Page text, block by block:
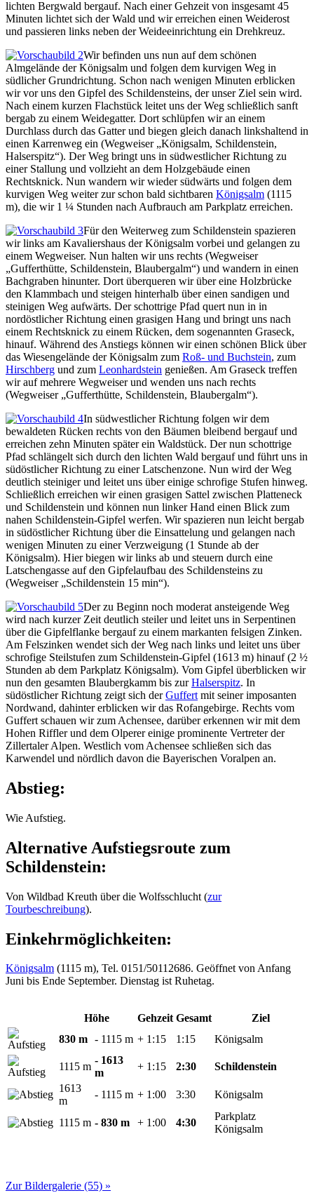
lichten Bergwald bergauf. Nach einer Gehzeit von insgesamt 45
Minuten lichtet sich der Wald und wir erreichen einen Weiderost
und passieren links neben der Weideeinrichtung ein Drehkreuz.
Wir befinden uns nun auf dem schönen
Almgelände der Königsalm und folgen dem kurvigen Weg in
südlicher Grundrichtung. Schon nach wenigen Minuten erblicken
wir vor uns den Gipfel des Schildensteins, der unser Ziel sein wird.
Nach einem kurzen Flachstück leitet uns der Weg schließlich sanft
bergab zu einem Weidegatter. Dort schlüpfen wir an einem
Durchlass durch das Gatter und biegen gleich danach linkshaltend in
einen Karrenweg ein (Wegweiser „Königsalm, Schildenstein,
Halserspitz“). Der Weg bringt uns in südwestlicher Richtung zu
einer Stallung und vollzieht an dem Holzgebäude einen
Rechtsknick. Nun wandern wir wieder südwärts und folgen dem
kurvigen Weg weiter zur schon bald sichtbaren Königsalm (1115
m), die wir 1 ¼ Stunden nach Aufbrauch am Parkplatz erreichen.
Für den Weiterweg zum Schildenstein spazieren
wir links am Kavaliershaus der Königsalm vorbei und gelangen zu
einem Wegweiser. Nun halten wir uns rechts (Wegweiser
„Gufferthütte, Schildenstein, Blaubergalm“) und wandern in einen
Bachgraben hinunter. Dort überqueren wir über eine Holzbrücke
den Klammbach und steigen hinterhalb über einen sandigen und
steinigen Weg aufwärts. Der schottrige Pfad quert nun in in
nordöstlicher Richtung einen grasigen Hang und bringt uns nach
einem Rechtsknick zu einem Rücken, dem sogenannten Graseck,
hinauf. Während des Anstiegs können wir einen schönen Blick über
das Wiesengelände der Königsalm zum Roß- und Buchstein, zum
Hirschberg und zum Leonhardstein genießen. Am Graseck treffen
wir auf mehrere Wegweiser und wenden uns nach rechts
(Wegweiser „Gufferthütte, Schildenstein, Blaubergalm“).
In südwestlicher Richtung folgen wir dem
bewaldeten Rücken rechts von den Bäumen bleibend bergauf und
erreichen zehn Minuten später ein Waldstück. Der nun schottrige
Pfad schlängelt sich durch den lichten Wald bergauf und führt uns in
südöstlicher Richtung zu einer Latschenzone. Nun wird der Weg
deutlich steiniger und leitet uns über einige schrofige Stufen hinweg.
Schließlich erreichen wir einen grasigen Sattel zwischen Platteneck
und Schildenstein und können nun linker Hand einen Blick zum
nahen Schildenstein-Gipfel werfen. Wir spazieren nun leicht bergab
in südöstlicher Richtung über die Einsattelung und gelangen nach
wenigen Minuten zu einer Verzweigung (1 Stunde ab der
Königsalm). Hier biegen wir links ab und steuern durch eine
Latschengasse auf den Gipfelaufbau des Schildensteins zu
(Wegweiser „Schildenstein 15 min“).
Der zu Beginn noch moderat ansteigende Weg
wird nach kurzer Zeit deutlich steiler und leitet uns in Serpentinen
über die Gipfelflanke bergauf zu einem markanten felsigen Zinken.
Am Felszinken wendet sich der Weg nach links und leitet uns über
schrofige Steilstufen zum Schildenstein-Gipfel (1613 m) hinauf (2 ½
Stunden ab dem Parkplatz Königsalm). Vom Gipfel überblicken wir
nun den gesamten Blaubergkamm bis zurHalserspitz. In
südöstlicher Richtung zeigt sich derGuffert mit seiner imposanten
Nordwand, dahinter erblicken wir das Rofangebirge. Rechts vom
Guffert schauen wir zum Achensee, darüber erkennen wir mit dem
Hohen Riffler und dem Olperer einige prominente Vertreter der
Zillertaler Alpen. Westlich vom Achensee schließen sich das
Karwendel und nördlich davon die Bayerischen Voralpen an.
Abstieg:
Wie Aufstieg.
Alternative Aufstiegsroute zum
Schildenstein:
Von Wildbad Kreuth über die Wolfsschlucht (zur
Tourbeschreibung).
Einkehrmöglichkeiten:
Königsalm (1115 m), Tel. 0151/50112686. Geöffnet von Anfang
Juni bis Ende September. Dienstag ist Ruhetag.
Höhe Gehzeit Gesamt
Ziel
830 m - 1115 m + 1:15 1:15 Königsalm
1115 m
- 1613
m
+ 1:15 2:30
Schildenstein
1613
m
- 1115 m + 1:00 3:30 Königsalm
1115 m - 830 m + 1:00 4:30
Parkplatz
Königsalm
Zur Bildergalerie (55) »